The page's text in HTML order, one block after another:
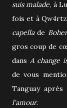
suis malade, à
fois et à
capellade
gros coup de
dans A change
de vous
Tanguay
l'amour.